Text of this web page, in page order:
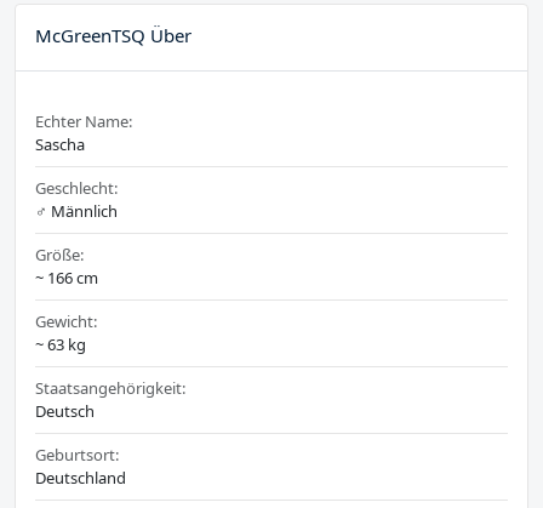
McGreenTSQ Über
Echter Name:
Sascha
Geschlecht:
♂️ Männlich
Größe:
~ 166 cm
Gewicht:
~ 63 kg
Staatsangehörigkeit:
Deutsch
Geburtsort:
Deutschland